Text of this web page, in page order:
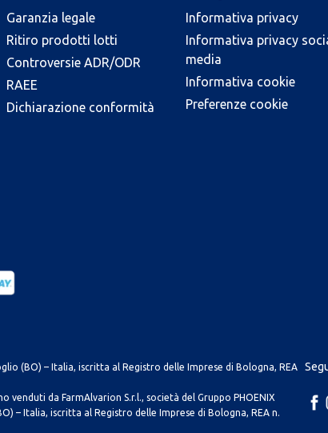
Garanzia legale
Ritiro prodotti lotti
Controversie ADR/ODR
RAEE
Dichiarazione conformità
Informativa privacy
Informativa privacy
media
Informativa cookie
Preferenze cookie
(BO) – Italia, iscritta al Registro delle Imprese di Bologna, REA
da FarmAlvarion S.r.l., società del Gruppo PHOENIX
– Italia, iscritta al Registro delle Imprese di Bologna, REA n.